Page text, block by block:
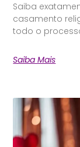
Saiba
casamento
todo o
Saiba Mais